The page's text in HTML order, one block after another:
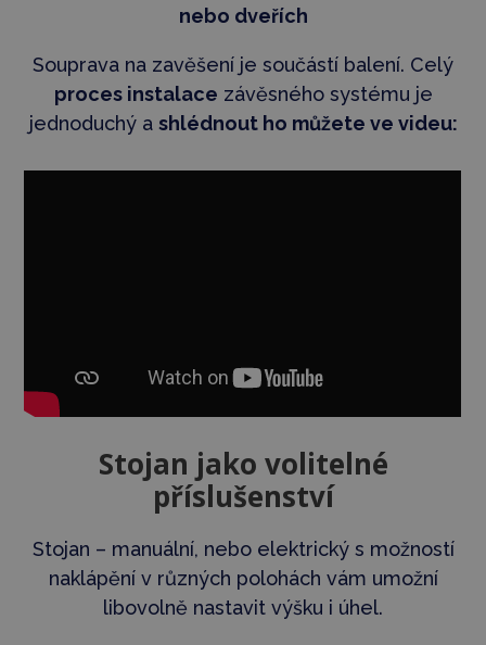
nebo dveřích
Souprava na zavěšení je součástí balení. Celý
proces instalace závěsného systému je
jednoduchý a shlédnout ho můžete ve videu:
Stojan jako volitelné
příslušenství
Stojan – manuální, nebo elektrický s možností
naklápění v různých polohách vám umožní
libovolně nastavit výšku i úhel.